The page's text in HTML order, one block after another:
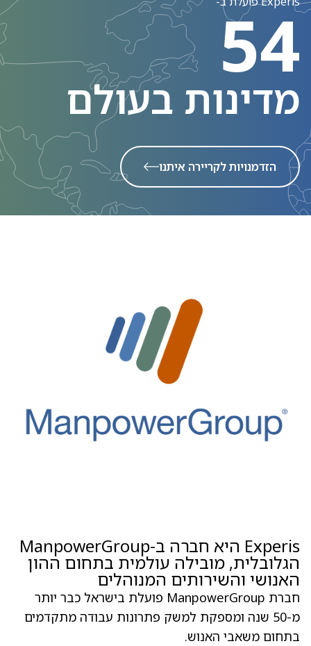
54
מדינות בעולם
הזדמנויות לקריירה איתנו
Experis היא חברה ב-ManpowerGroup
הגלובלית, מובילה עולמית בתחום ההון
האנושי והשירותים המנוהלים
חברת ManpowerGroup פועלת בישראל כבר יותר
מ-50 שנה ומספקת למשק פתרונות עבודה מתקדמים
בתחום משאבי האנוש.